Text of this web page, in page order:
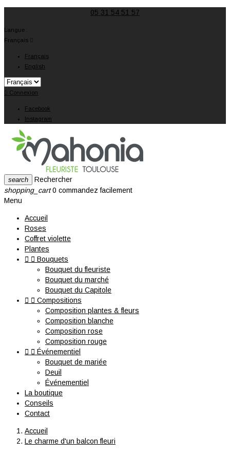
05 31 54 51 57
Langue :
Français 
Français
English
 Connexion
Facebook
Instagram
search
Rechercher
shopping_cart 0 commandez facilement
Menu
Accueil
Roses
Coffret violette
Plantes
  Bouquets
Bouquet du fleuriste
Bouquet du marché
Bouquet du Capitole
  Compositions
Composition plantes & fleurs
Composition blanche
Composition rose
Composition rouge
  Événementiel
Bouquet de mariée
Deuil
Événementiel
La boutique
Conseils
Contact
Accueil
Le charme d'un balcon fleuri